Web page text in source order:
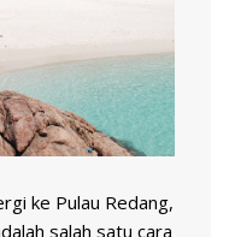
ke Pulau Redang,
salah satu cara